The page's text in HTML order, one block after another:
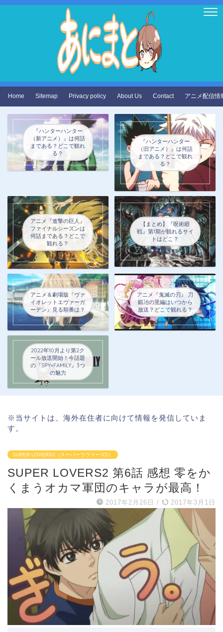
Home Sitemap Privacy policy About Us Contact アニメ配信情
『ハンターハンター
（新アニメ）』は何話
まである？どこで観れ
る？
『ハンターハンター
（旧アニメ）』は何話
まである？どこで観れ
る？
アニメ『進撃の巨人』
ファイナルシーズンは
何話まである？どこで
観れる？
【まとめ】『呪術廻
戦』第1期が観れるサイ
トはどこ？
アニメ＆劇場版『ヴァ
イオレットエヴァーガ
ーデン』見る順番は？
アニメ『鬼滅の刃』 刀
鍛冶の里編はいつから
放送？どこで観れる？
2022年10月より第2ク
ール放送開始！今話題
の『SPY×FAMILY』3つ
の魅力
※当サイトは、海外在住者に向けて情報を発信していま
す。
SUPER LOVERS2（スーパーラヴァーズ2）
SUPER LOVERS2 第6話 感想 零をか
くまうオカマ軍団のキャラが最高！
2017年2月26日 / 2017年3月1日